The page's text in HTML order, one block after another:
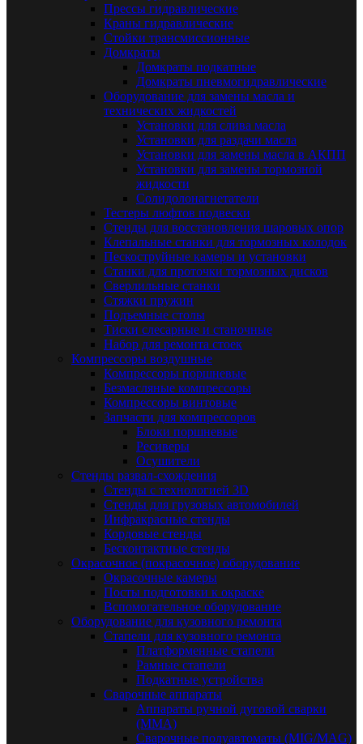
Прессы гидравлические
Краны гидравлические
Стойки трансмиссионные
Домкраты
Домкраты подкатные
Домкраты пневмогидравлические
Оборудование для замены масла и
технических жидкостей
Установки для слива масла
Установки для раздачи масла
Установки для замены масла в АКПП
Установки для замены тормозной
жидкости
Солидолонагнетатели
Тестеры люфтов подвески
Стенды для восстановления шаровых опор
Клепальные станки для тормозных колодок
Пескоструйные камеры и установки
Станки для проточки тормозных дисков
Сверлильные станки
Стяжки пружин
Подъемные столы
Тиски слесарные и станочные
Набор для ремонта стоек
Компрессоры воздушные
Компрессоры поршневые
Безмасляные компрессоры
Компрессоры винтовые
Запчасти для компрессоров
Блоки поршневые
Ресиверы
Осушители
Стенды развал-схождения
Стенды с технологией 3D
Стенды для грузовых автомобилей
Инфракрасные стенды
Кордовые стенды
Бесконтактные стенды
Окрасочное (покрасочное) оборудование
Окрасочные камеры
Посты подготовки к окраске
Вспомогательное оборудование
Оборудование для кузовного ремонта
Стапели для кузовного ремонта
Платформенные стапели
Рамные стапели
Подкатные устройства
Сварочные аппараты
Аппараты ручной дуговой сварки
(MMA)
Сварочные полуавтоматы (MIG/MAG)